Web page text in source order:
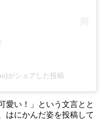
がシェアした投稿
愛い！」という文言とと
はにかんだ姿を投稿して